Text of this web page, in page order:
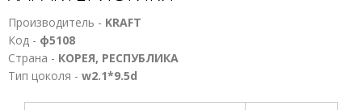
Производитель - KRAFT
Код - ф5108
Страна - КОРЕЯ, РЕСПУБЛИКА
Тип цоколя - w2.1*9.5d